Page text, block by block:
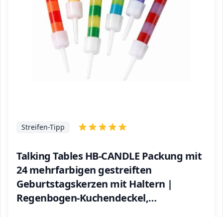
Talking Tables HB-CANDLE Packung mit
24 mehrfarbigen gestreiften
Geburtstagskerzen mit Haltern |
Regenbogen-Kuchendeckel,
Streifen-Tipp